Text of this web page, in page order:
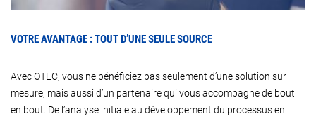
VOTRE AVANTAGE : TOUT D’UNE SEULE SOURCE
Avec OTEC, vous ne bénéficiez pas seulement d’une solution sur
mesure, mais aussi d’un partenaire qui vous accompagne de bout
en bout. De l’analyse initiale au développement du processus en